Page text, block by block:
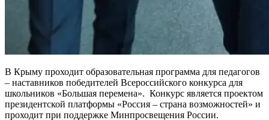
В Крыму проходит образовательная программа для педагогов
– наставников победителей Всероссийского конкурса для
школьников «Большая перемена». Конкурс является проектом
президентской платформы «Россия – страна возможностей» и
проходит при поддержке Минпросвещения России.